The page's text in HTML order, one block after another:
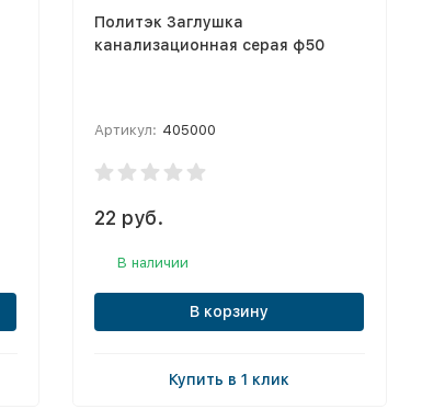
Политэк Заглушка
канализационная серая ф50
Артикул: 405000
22 руб.
В наличии
В корзину
Купить в 1 клик